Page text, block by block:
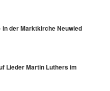
der Marktkirche Neuwied
Lieder Martin Luthers im